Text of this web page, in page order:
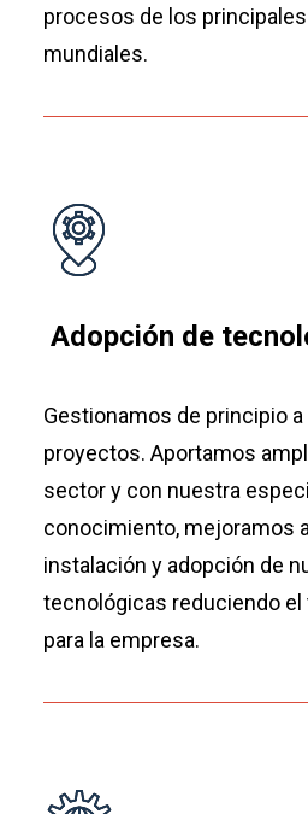
procesos de los
mundiales.
Adopción de
Gestionamos de principio
proyectos. Aportamos
sector y con nuestra
conocimiento, mejoramos
instalación y adopción de
tecnológicas reduciendo
para la empresa.